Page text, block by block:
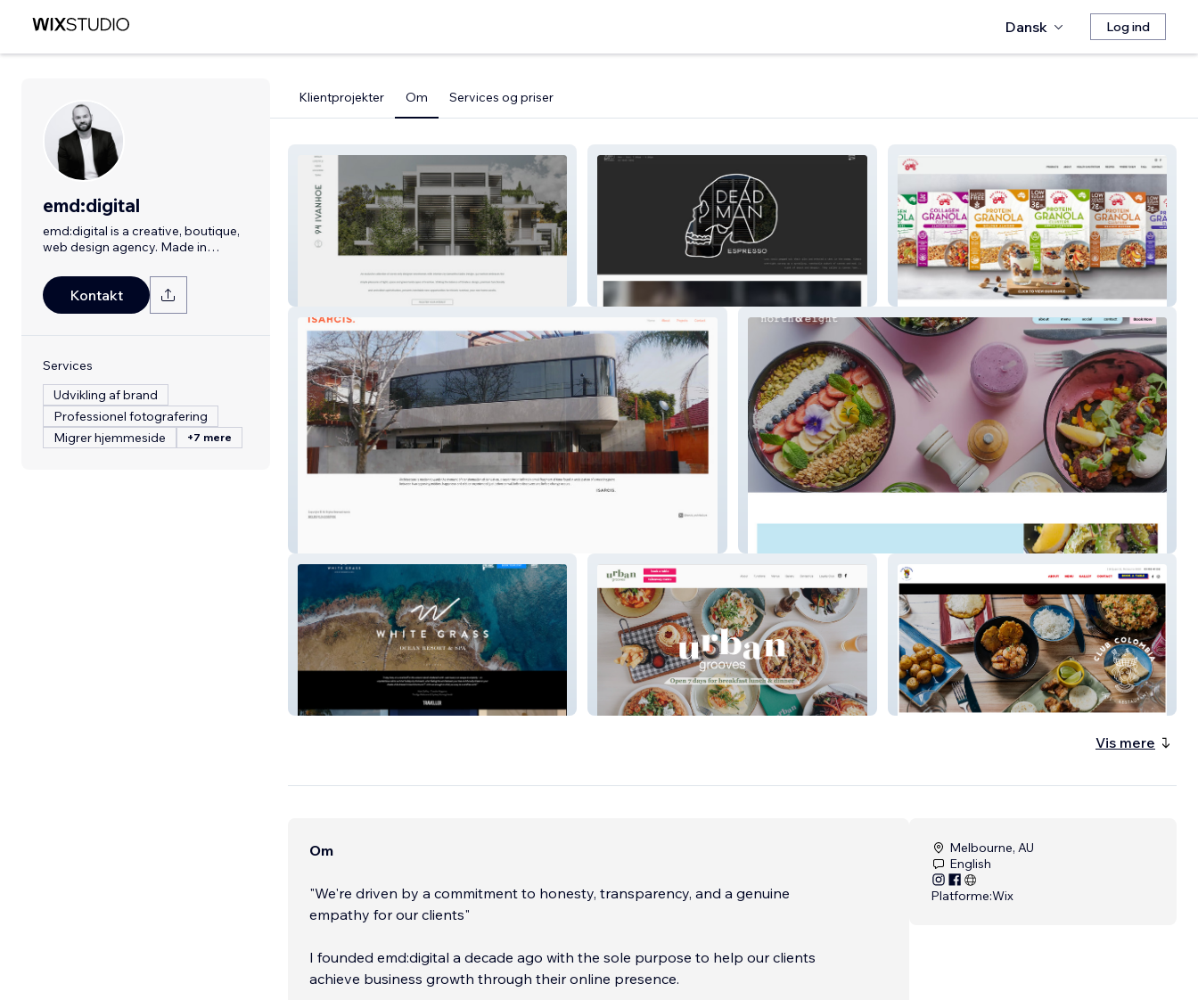
Dansk Log ind
emd:digital
emd:digital is a creative, boutique,
web design agency. Made in
Kontakt
Services
Udvikling af brand
Professionel fotografering
Migrer hjemmeside
+7 mere
Klientprojekter Om Services og priser
94 Ivanhoe Deadman Espresso Red Tractor Foods
White Grass Ocean Resort urbangrooves Club Colombia
Vis mere
Om
"We're driven by a commitment to honesty, transparency, and a genuine
empathy for our clients"
I founded emd:digital a decade ago with the sole purpose to help our clients
achieve business growth through their online presence.
Melbourne, AU
English
Platforme:Wix